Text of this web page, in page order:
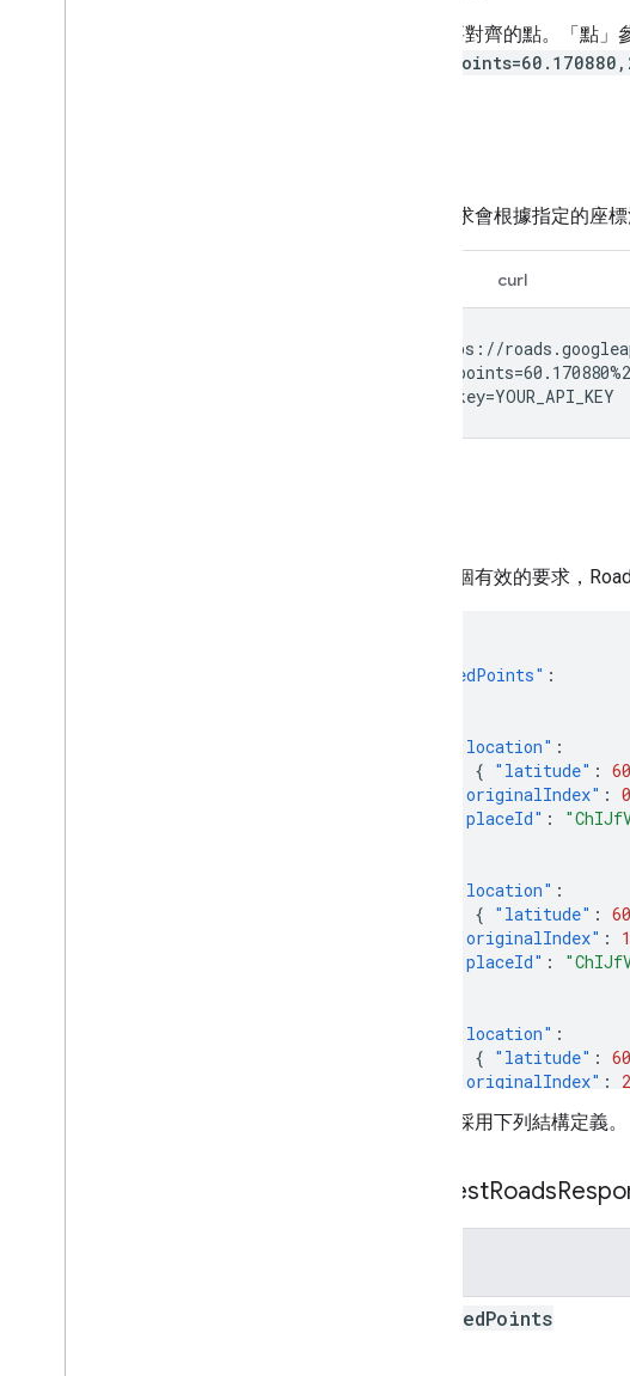
要對齊的點。「點
下列要求會根據指定的座
curl
https://
  &key=YOUR_API_KEY
對於每個有效的要求，
"snappedPoints" :
"location" :
{ "latitude" :
"originalIndex" : 0
"placeId" :
"location" :
{ "latitude" :
"originalIndex" : 1
"placeId" :
"location" :
{ "latitude" :
"originalIndex" : 2
回應會採用下列結構定義。
NearestRoads
snappedPoints